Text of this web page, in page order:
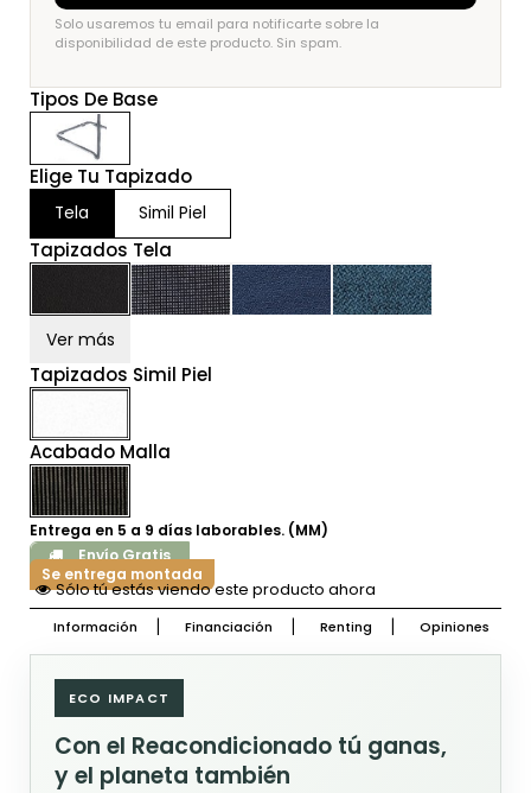
Solo usaremos tu email para notificarte sobre la
disponibilidad de este producto. Sin spam.
Tipos De Base
Elige Tu Tapizado
Tela Simil Piel
Tapizados Tela
Ver más
Tapizados Simil Piel
Acabado Malla
Entrega en 5 a 9 días laborables. (MM)
Envío Gratis
Se entrega montada
Sólo tú estás viendo este producto ahora
Información Financiación Renting Opiniones
ECO IMPACT
Con el Reacondicionado tú ganas,
y el planeta también